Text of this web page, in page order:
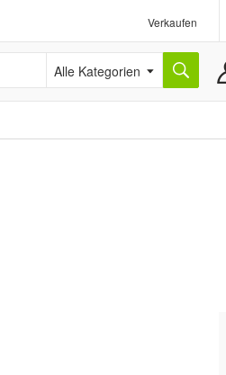
Verkaufen
Alle Kategorien